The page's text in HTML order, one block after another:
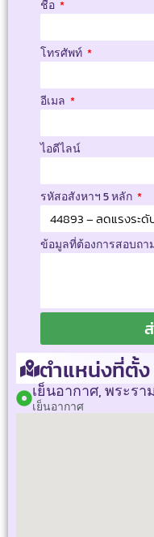
ชื่อ
โทรศัพท์
อีเมล
ไอดีไลน์
รหัสอสังหาฯ 5 หลัก
ข้อมูลที่ต้องการสอบถา
ตำแหน่งที่ตั้ง
เย็นอากาศ, พระรา
เย็นอากาศ